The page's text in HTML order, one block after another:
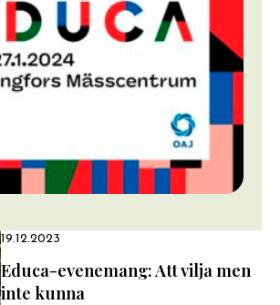
19.12.2023
Educa-evenemang: Att vilja men
inte kunna